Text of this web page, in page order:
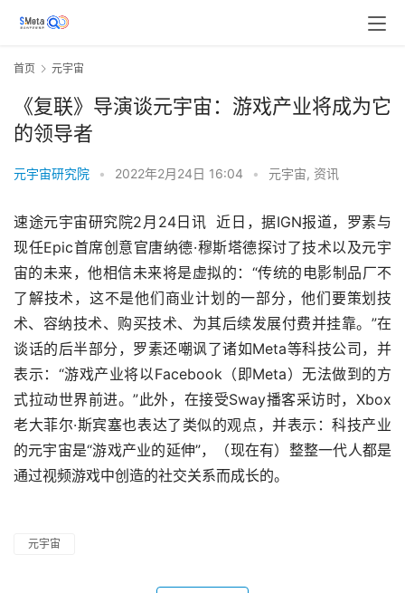
首页 元宇宙
《复联》导演谈元宇宙：游戏产业将成为它
的领导者
元宇宙研究院 • 2022年2月24日 16:04 • 元宇宙, 资讯
速途元宇宙研究院2月24日讯  近日，据IGN报道，罗素与
现任Epic首席创意官唐纳德·穆斯塔德探讨了技术以及元宇
宙的未来，他相信未来将是虚拟的：“传统的电影制品厂不
了解技术，这不是他们商业计划的一部分，他们要策划技
术、容纳技术、购买技术、为其后续发展付费并挂靠。”在
谈话的后半部分，罗素还嘲讽了诸如Meta等科技公司，并
表示：“游戏产业将以Facebook（即Meta）无法做到的方
式拉动世界前进。”此外，在接受Sway播客采访时，Xbox
老大菲尔·斯宾塞也表达了类似的观点，并表示：科技产业
的元宇宙是“游戏产业的延伸”，（现在有）整整一代人都是
通过视频游戏中创造的社交关系而成长的。
元宇宙